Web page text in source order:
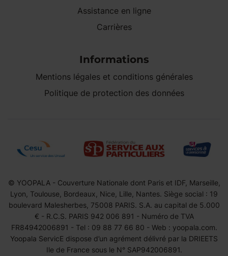
Assistance en ligne
Carrières
Informations
Mentions légales et conditions générales
Politique de protection des données
© YOOPALA - Couverture Nationale dont Paris et IDF, Marseille,
Lyon, Toulouse, Bordeaux, Nice, Lille, Nantes. Siège social : 19
boulevard Malesherbes, 75008 PARIS. S.A. au capital de 5.000
€ - R.C.S. PARIS 942 006 891 - Numéro de TVA
FR84942006891 - Tel : 09 88 77 66 80 - Web : yoopala.com.
Yoopala ServicE dispose d’un agrément délivré par la DRIEETS
Ile de France sous le N° SAP942006891.